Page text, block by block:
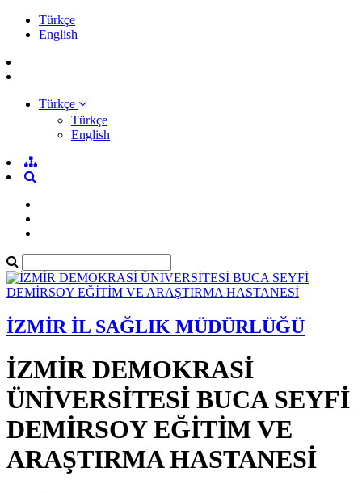
Türkçe
English
Türkçe
Türkçe
English
İZMİR İL SAĞLIK MÜDÜRLÜĞÜ
İZMİR DEMOKRASİ
ÜNİVERSİTESİ BUCA SEYFİ
DEMİRSOY EĞİTİM VE
ARAŞTIRMA HASTANESİ